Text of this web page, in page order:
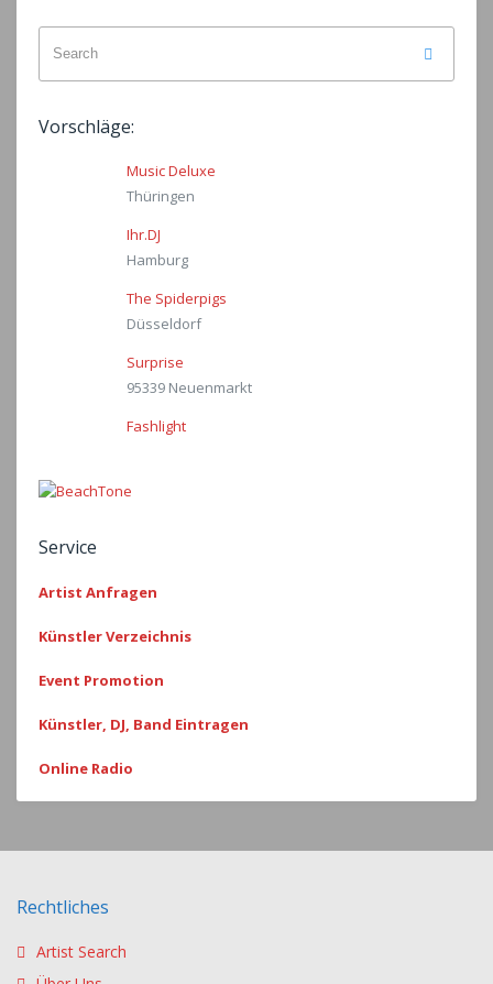
for:
Vorschläge:
Music Deluxe
Thüringen
Ihr.DJ
Hamburg
The Spiderpigs
Düsseldorf
Surprise
95339 Neuenmarkt
Fashlight
Service
Artist Anfragen
Künstler Verzeichnis
Event Promotion
Künstler, DJ, Band Eintragen
Online Radio
Rechtliches
Artist Search